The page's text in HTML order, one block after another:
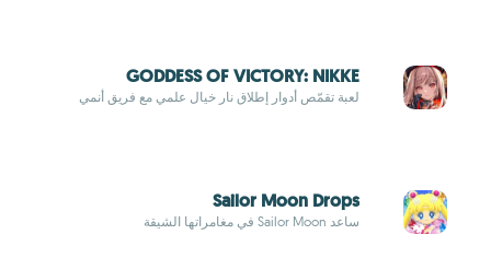
GODDESS OF VICTORY: NIKKE
لعبة تقمّص أدوار إطلاق نار خيال علمي مع فريق أنمي
Sailor Moon Drops
ساعد Sailor Moon في مغامراتها الشيقة